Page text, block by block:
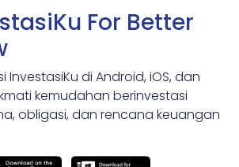
For Better
InvestasiKu di Android, iOS, dan
kemudahan berinvestasi
obligasi, dan rencana keuangan